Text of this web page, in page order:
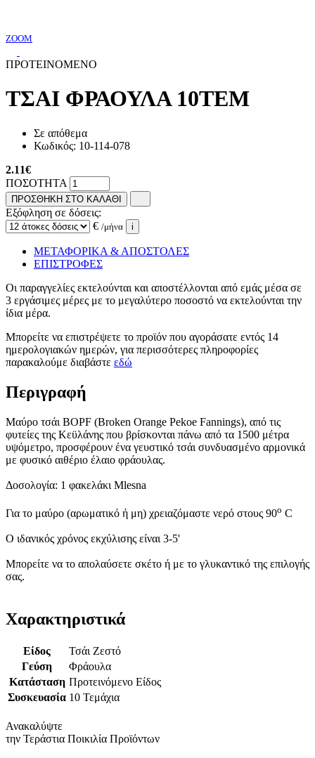
ZOOM
ΠΡΟΤΕΙΝΟΜΕΝΟ
ΤΣΑΙ ΦΡΑΟΥΛΑ 10ΤΕΜ
Σε απόθεμα
Κωδικός: 10-114-078
2.11€
ΠΟΣΟΤΗΤΑ
ΠΡΟΣΘΗΚΗ ΣΤΟ ΚΑΛΑΘΙ
Εξόφληση σε δόσεις:
€ /μήνα i
ΜΕΤΑΦΟΡΙΚΑ & ΑΠΟΣΤΟΛΕΣ
ΕΠΙΣΤΡΟΦΕΣ
Οι παραγγελίες εκτελούνται και αποστέλλονται από εμάς μέσα σε
3 εργάσιμες μέρες με το μεγαλύτερο ποσοστό να εκτελούνται την
ίδια μέρα.
Μπορείτε να επιστρέψετε το προϊόν που αγοράσατε εντός 14
ημερολογιακών ημερών, για περισσότερες πληροφορίες
παρακαλούμε διαβάστε εδώ
Περιγραφή
Μαύρο τσάι BOPF (Broken Orange Pekoe Fannings), από τις
φυτείες της Κεϋλάνης που βρίσκονται πάνω από τα 1500 μέτρα
υψόμετρο, προσφέρουν ένα γευστικό τσάι συνδυασμένο αρμονικά
με φυσικό αιθέριο έλαιο φράουλας.
Δοσολογία: 1 φακελάκι Mlesna
Για το μαύρο (αρωματικό ή μη) χρειαζόμαστε νερό στους 90o C
Ο ιδανικός χρόνος εκχύλισης είναι 3-5'
Μπορείτε να το απολαύσετε σκέτο ή με το γλυκαντικό της επιλογής
σας.
Χαρακτηριστικά
Είδος
Τσάι Ζεστό
Γεύση
Φράουλα
Κατάσταση Προτεινόμενο Είδος
Συσκευασία 10 Τεμάχια
Ανακαλύψτε
την Τεράστια Ποικιλία Προϊόντων